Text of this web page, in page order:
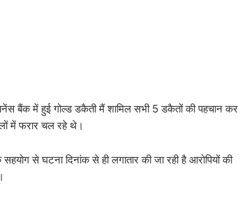
बैंक में हुई गोल्ड डकैती मैं शामिल सभी 5 डकैतों की पहचान कर
में फरार चल रहे थे।
से घटना दिनांक से ही लगातार की जा रही है आरोपियों की